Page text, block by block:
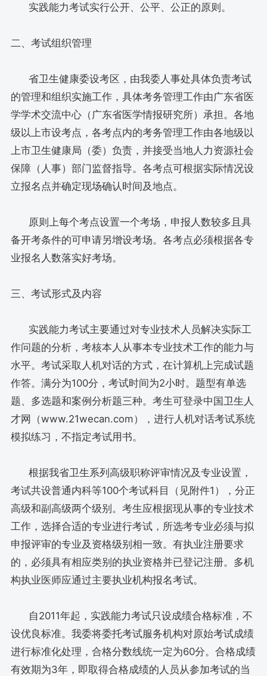
实践能力考试实行公开、公平、公正的原则。
二、考试组织管理
省卫生健康委设考区，由我委人事处具体负责考试
的管理和组织实施工作，具体考务管理工作由广东省医
学学术交流中心（广东省医学情报研究所）承担。各地
级以上市设考点，各考点内的考务管理工作由各地级以
上市卫生健康局（委）负责，并接受当地人力资源社会
保障（人事）部门监督指导。各考点可根据实际情况设
立报名点并确定现场确认时间及地点。
原则上每个考点设置一个考场，申报人数较多且具
备开考条件的可申请另增设考场。各考点必须根据各专
业报名人数落实好考场。
三、考试形式及内容
实践能力考试主要通过对专业技术人员解决实际工
作问题的分析，考核本人从事本专业技术工作的能力与
水平。考试采取人机对话的方式，在计算机上完成试题
作答。满分为100分，考试时间为2小时。题型有单选
题、多选题和案例分析题三种。考生可登录中国卫生人
才网（www.21wecan.com），进行人机对话考试系统
模拟练习，不指定考试用书。
根据我省卫生系列高级职称评审情况及专业设置，
考试共设普通内科等100个考试科目（见附件1），分正
高级和副高级两个级别。考生应根据现从事的专业技术
工作，选择合适的专业进行考试，所选考专业必须与拟
申报评审的专业及资格级别相一致。有执业注册要求
的，必须具有相应类别的执业资格并已登记注册。多机
构执业医师应通过主要执业机构报名考试。
自2011年起，实践能力考试只设成绩合格标准，不
设优良标准。我委将委托考试服务机构对原始考试成绩
进行标准化处理，合格分数线统一定为60分。合格成绩
有效期为3年，即取得合格成绩的人员从参加考试的当